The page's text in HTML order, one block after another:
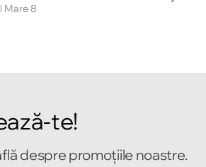
Mare 8
te!
despre promoțiile noastre.